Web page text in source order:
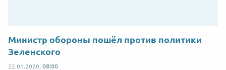
Министр обороны пошёл против политики
Зеленского
22.01.2020, 08:00